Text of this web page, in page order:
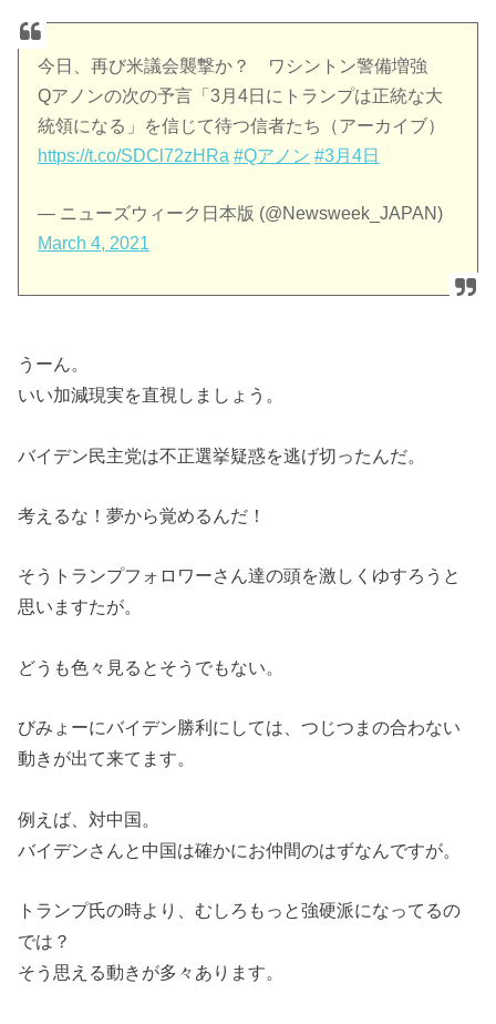
今日、再び米議会襲撃か？ ワシントン警備増強
Qアノンの次の予言「3月4日にトランプは正統な大
統領になる」を信じて待つ信者たち（アーカイブ）
https://t.co/SDCl72zHRa #Qアノン #3月4日
— ニューズウィーク日本版 (@Newsweek_JAPAN)
March 4, 2021
うーん。
いい加減現実を直視しましょう。
バイデン民主党は不正選挙疑惑を逃げ切ったんだ。
考えるな！夢から覚めるんだ！
そうトランプフォロワーさん達の頭を激しくゆすろうと
思いますたが。
どうも色々見るとそうでもない。
びみょーにバイデン勝利にしては、つじつまの合わない
動きが出て来てます。
例えば、対中国。
バイデンさんと中国は確かにお仲間のはずなんですが。
トランプ氏の時より、むしろもっと強硬派になってるの
では？
そう思える動きが多々あります。